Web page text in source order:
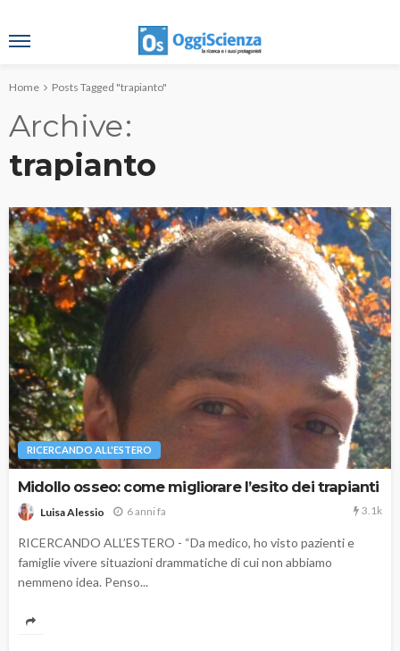
Home Posts Tagged "trapianto"
Archive
trapianto
RICERCANDO ALL'ESTERO
Midollo osseo: come migliorare l’esito dei trapianti
Luisa Alessio 6 anni fa 3.1k
RICERCANDO ALL’ESTERO - “Da medico, ho visto pazienti e
famiglie vivere situazioni drammatiche di cui non abbiamo
nemmeno idea. Penso...